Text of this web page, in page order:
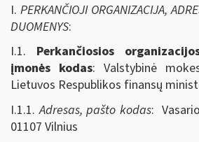
I. PERKANČIOJI ORGANIZACIJA,
DUOMENYS:
I.1. Perkančiosios
įmonės kodas: Valstybinė
Lietuvos Respublikos finansų
I.1.1.Adresas, pašto kodas:
01107 Vilnius